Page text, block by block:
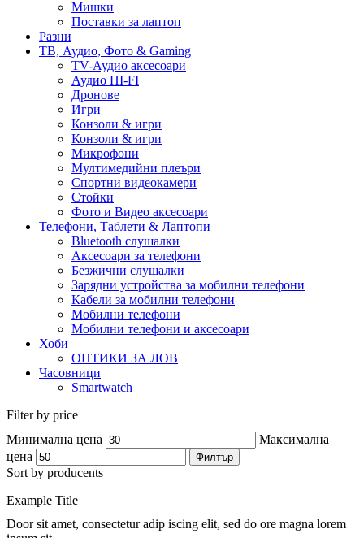
Мишки
Поставки за лаптоп
Разни
ТВ, Аудио, Фото & Gaming
TV-Аудио аксесоари
Аудио HI-FI
Дронове
Игри
Конзоли & игри
Конзоли & игри
Микрофони
Мултимедийни плеъри
Спортни видеокамери
Стойки
Фото и Видео аксесоари
Телефони, Таблети & Лаптопи
Bluetooth слушалки
Аксесоари за телефони
Безжични слушалки
Зарядни устройства за мобилни телефони
Кабели за мобилни телефони
Мобилни телефони
Мобилни телефони и аксесоари
Хоби
ОПТИКИ ЗА ЛОВ
Часовници
Smartwatch
Filter by price
Минимална цена
Максимална
цена
Филтър
Sort by producents
Example Title
Door sit amet, consectetur adip iscing elit, sed do ore magna lorem